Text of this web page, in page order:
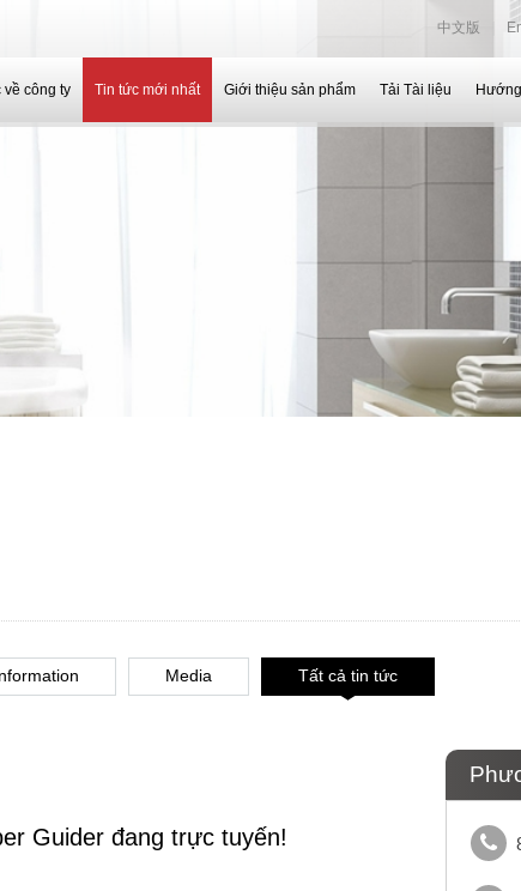
中文版
công ty Tin tức mới nhất Giới thiệu sản phẩm Tải Tài liệu
Media Tất cả tin tức
Guider đang trực tuyến!